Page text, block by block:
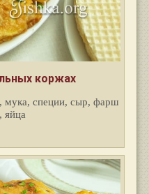
коржах
мука, специи, сыр, фарш
яйца